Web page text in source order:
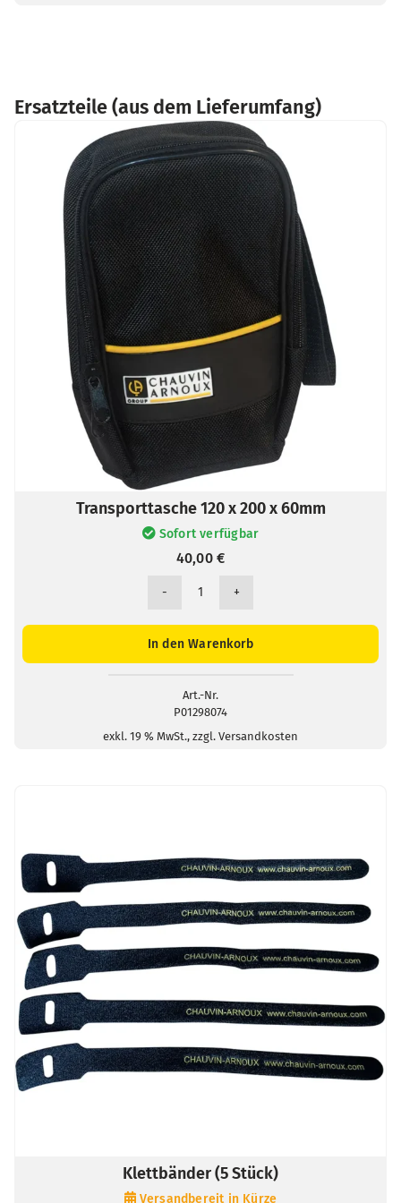
Ersatzteile (aus dem Lieferumfang)
Transporttasche 120 x 200 x 60mm
Sofort verfügbar
40,00€
Transporttasche
x
60mm
Menge
In den Warenkorb
Art.-Nr.
P01298074
exkl. 19 % MwSt., zzgl. Versandkosten
Klettbänder (5 Stück)
Versandbereit in Kürze